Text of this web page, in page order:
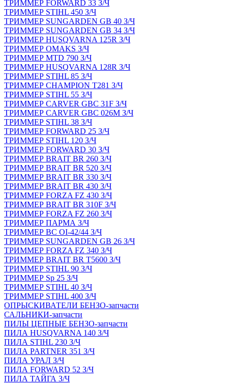
ТРИММЕР FORWARD 33 З/Ч
ТРИММЕР STIHL 450 З/Ч
ТРИММЕР SUNGARDEN GB 40 З/Ч
ТРИММЕР SUNGARDEN GB 34 З/Ч
ТРИММЕР HUSQVARNA 125R З/Ч
ТРИММЕР OMAKS З/Ч
ТРИММЕР MTD 790 З/Ч
ТРИММЕР HUSQVARNA 128R З/Ч
ТРИММЕР STIHL 85 З/Ч
ТРИММЕР CHAMPION T281 З/Ч
ТРИММЕР STIHL 55 З/Ч
ТРИММЕР CARVER GBC 31F З/Ч
ТРИММЕР CARVER GBC 026M З/Ч
ТРИММЕР STIHL 38 З/Ч
ТРИММЕР FORWARD 25 З/Ч
ТРИММЕР STIHL 120 З/Ч
ТРИММЕР FORWARD 30 З/Ч
ТРИММЕР BRAIT BR 260 З/Ч
ТРИММЕР BRAIT BR 520 З/Ч
ТРИММЕР BRAIT BR 330 З/Ч
ТРИММЕР BRAIT BR 430 З/Ч
ТРИММЕР FORZA FZ 430 З/Ч
ТРИММЕР BRAIT BR 310F З/Ч
ТРИММЕР FORZA FZ 260 З/Ч
ТРИММЕР ПАРМА З/Ч
ТРИММЕР BC OI-42/44 З/Ч
ТРИММЕР SUNGARDEN GB 26 З/Ч
ТРИММЕР FORZA FZ 340 З/Ч
ТРИММЕР BRAIT BR Т5600 З/Ч
ТРИММЕР STIHL 90 З/Ч
ТРИММЕР Sp 25 З/Ч
ТРИММЕР STIHL 40 З/Ч
ТРИММЕР STIHL 400 З/Ч
ОПРЫСКИВАТЕЛИ БЕНЗО-запчасти
САЛЬНИКИ-запчасти
ПИЛЫ ЦЕПНЫЕ БЕНЗО-запчасти
ПИЛА HUSQVARNA 140 З/Ч
ПИЛА STIHL 230 З/Ч
ПИЛА PARTNER 351 З/Ч
ПИЛА УРАЛ З/Ч
ПИЛА FORWARD 52 З/Ч
ПИЛА ТАЙГА З/Ч